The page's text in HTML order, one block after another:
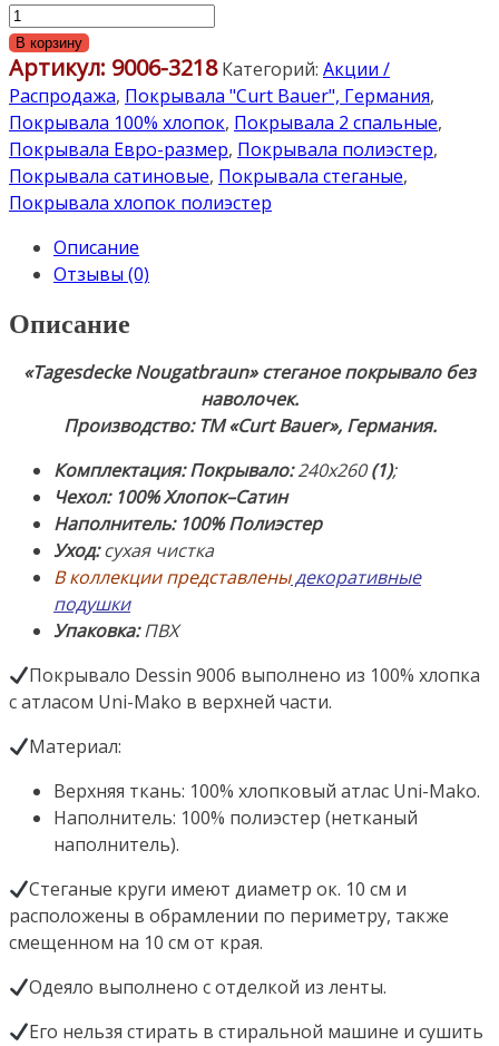
Количество
товара
«Tagesdecke
Nougatbraun».
Покрывало
стеганое
без
наволочек
Чехол:
100%
Сатин.
Наполнитель:
100%
Полиэстер.
Производство:
ТМ
«Curt
Bauer»,
Германия
В корзину
Артикул: 9006-3218 Категорий: Акции /
Распродажа, Покрывала "Curt Bauer", Германия,
Покрывала 100% хлопок, Покрывала 2 спальные,
Покрывала Евро-размер, Покрывала полиэстер,
Покрывала сатиновые, Покрывала стеганые,
Покрывала хлопок полиэстер
Описание
Отзывы (0)
Описание
«Tagesdecke Nougatbraun» стеганое покрывало без
наволочек.
Производство: ТМ «Curt Bauer», Германия.
Комплектация:Покрывало:240х260(1);
Чехол: 100% Хлопок–Сатин
Наполнитель: 100% Полиэстер
Уход:сухая чистка
В коллекции представленыдекоративные
подушки
Упаковка:ПВХ
Покрывало Dessin 9006 выполнено из 100% хлопка
с атласом Uni-Mako в верхней части.
Материал:
Верхняя ткань: 100% хлопковый атлас Uni-Mako.
Наполнитель: 100% полиэстер (нетканый
наполнитель).
Стеганые круги имеют диаметр ок. 10 см и
расположены в обрамлении по периметру, также
смещенном на 10 см от края.
Одеяло выполнено с отделкой из ленты.
Его нельзя стирать в стиральной машине и сушить